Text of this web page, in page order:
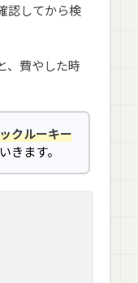
認してから検
、費やした時
クルーキー
きます。